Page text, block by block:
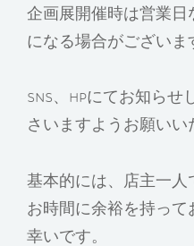
企画展開催時は営業日
になる場合がございま
SNS、HPにてお知ら
さいますようお願いい
基本的には、店主一人
お時間に余裕を持って
幸いです。